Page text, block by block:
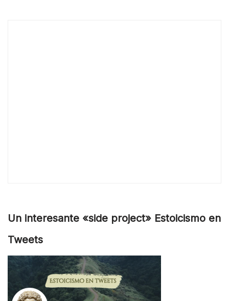
Un interesante «side project» Estoicismo en
Tweets